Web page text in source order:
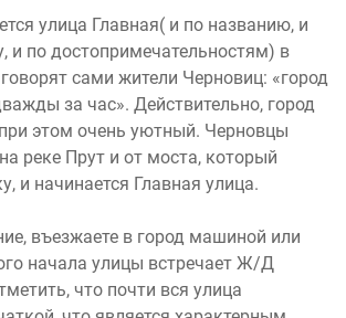
улица Главная( и по названию, и
и по достопримечательностям) в
сами жители Черновиц: «город
за час». Действительно, город
этом очень уютный. Черновцы
реке Прут и от моста, который
и начинается Главная улица.
въезжаете в город машиной или
начала улицы встречает Ж/Д
что почти вся улица